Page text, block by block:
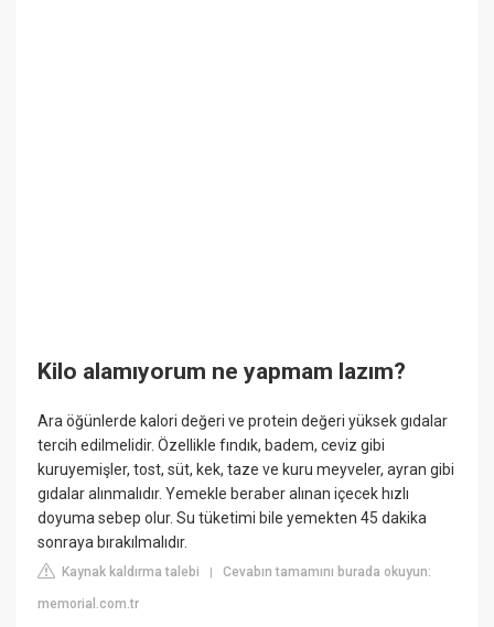
Kilo alamıyorum ne yapmam lazım?
Ara öğünlerde kalori değeri ve protein değeri yüksek gıdalar
tercih edilmelidir. Özellikle fındık, badem, ceviz gibi
kuruyemişler, tost, süt, kek, taze ve kuru meyveler, ayran gibi
gıdalar alınmalıdır. Yemekle beraber alınan içecek hızlı
doyuma sebep olur. Su tüketimi bile yemekten 45 dakika
sonraya bırakılmalıdır.
Kaynak kaldırma talebi |Cevabın tamamını burada okuyun:
memorial.com.tr